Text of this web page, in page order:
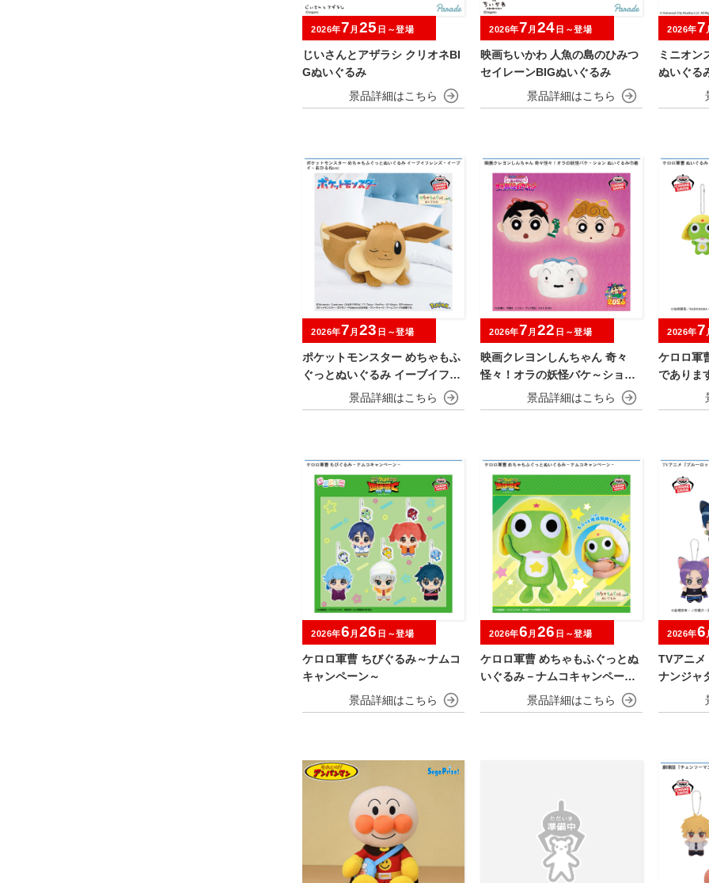
じいさんとアザラシ クリオネBI
Gぬいぐるみ
2026年7 月 25 日～登場
映画ちいかわ 人魚の島のひみつ
セイレーンBIGぬいぐるみ
2026年7 月 24 日～登場
ミニオ
ぬいぐる
2026年7
ポケットモンスター めちゃもふ
ぐっとぬいぐるみ イーブイフレ
ンズ～イーブイ～おひるねver.
2026年7 月 23 日～登場
映画クレヨンしんちゃん 奇々
怪々！オラの妖怪バケ～ション
ぬいぐるみ巾着
2026年7 月 22 日～登場
ケロロ軍
でありま
2026年7
ケロロ軍曹 ちびぐるみ～ナムコ
キャンペーン～
2026年6 月 26 日～登場
ケロロ軍曹 めちゃもふぐっとぬ
いぐるみ－ナムコキャンペーン
2026年6 月 26 日～登場
TVアニ
ナンジャ
ャイにゃ
2026年6